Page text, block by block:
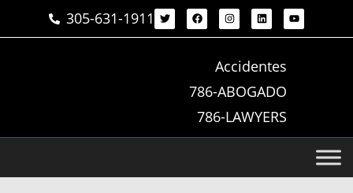
305-631-1911
Accidentes
786-ABOGADO
786-LAWYERS